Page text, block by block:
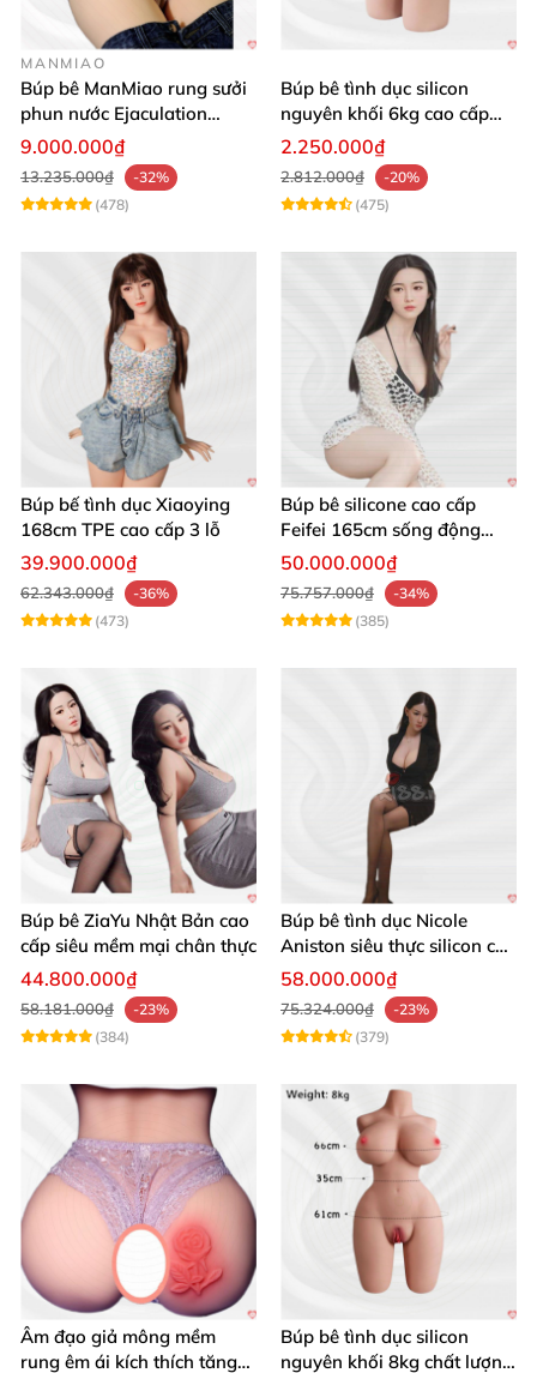
MANMIAO
Búp bê ManMiao rung sưởi
phun nước Ejaculation
Queen chuẩn
9.000.000₫
13.235.000₫
-32%
(478)
Búp bê tình dục silicon
nguyên khối 6kg cao cấp
giá rẻ sexy gợi cảm
2.250.000₫
2.812.000₫
-20%
(475)
Búp bế tình dục Xiaoying
168cm TPE cao cấp 3 lỗ
39.900.000₫
62.343.000₫
-36%
(473)
Búp bê silicone cao cấp
Feifei 165cm sống động
chân thật ghê
50.000.000₫
75.757.000₫
-34%
(385)
Búp bê ZiaYu Nhật Bản cao
cấp siêu mềm mại chân thực
44.800.000₫
58.181.000₫
-23%
(384)
Búp bê tình dục Nicole
Aniston siêu thực silicon cao
cấp giá tốt
58.000.000₫
75.324.000₫
-23%
(379)
Âm đạo giả mông mềm
rung êm ái kích thích tăng
Búp bê tình dục silicon
nguyên khối 8kg chất lượng